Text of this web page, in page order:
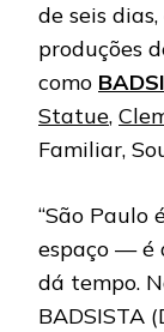
de seis
produções
como
Statue,
Familiar,
“São Paulo
espaço — é
dá tempo.
BADSISTA